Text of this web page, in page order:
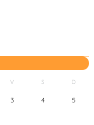
V S D
3 4 5